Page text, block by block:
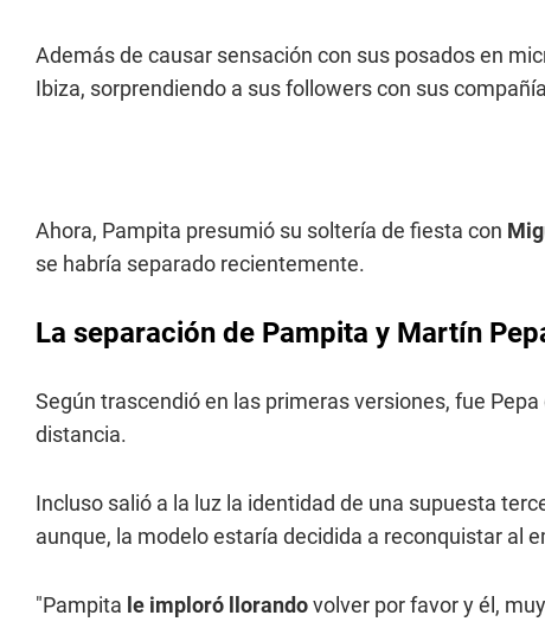
Además de causar sensación con sus posados en
Ibiza, sorprendiendo a sus followers con sus
Ahora, Pampita presumió su soltería de fiesta con
se habría separado recientemente.
La separación de Pampita y Martín
Según trascendió en las primeras versiones, fue
distancia.
Incluso salió a la luz la identidad de una supuesta
aunque, la modelo estaría decidida a reconquistar al
"Pampita le imploró llorandovolver por favor y él,